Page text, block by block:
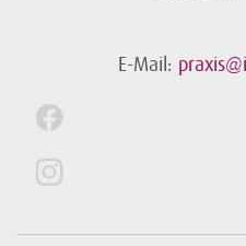
E-Mail: